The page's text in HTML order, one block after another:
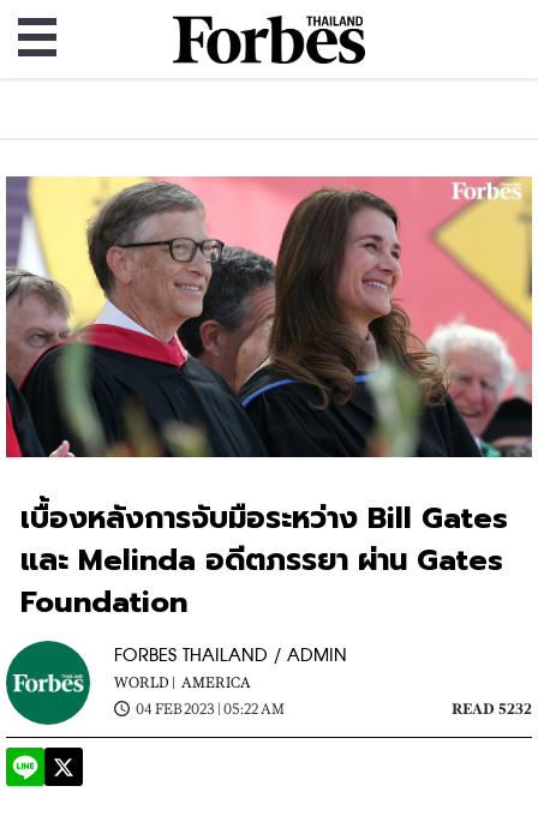
เบื้องหลังการจับมือระหว่าง Bill Gates
และ Melinda อดีตภรรยา ผ่าน Gates
Foundation
FORBES THAILAND / ADMIN
WORLD | AMERICA
04 FEB 2023 | 05:22 AM
READ 5232